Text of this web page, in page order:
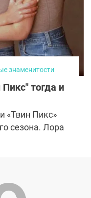
хирургии
в
где внешность
оружием.
знаменитости
тогда и
«Твин Пикс»
сезона. Лора
и ход съемок